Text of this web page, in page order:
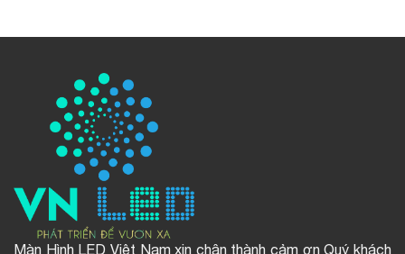
Màn Hình LED Việt Nam xin chân thành cảm ơn Quý khách